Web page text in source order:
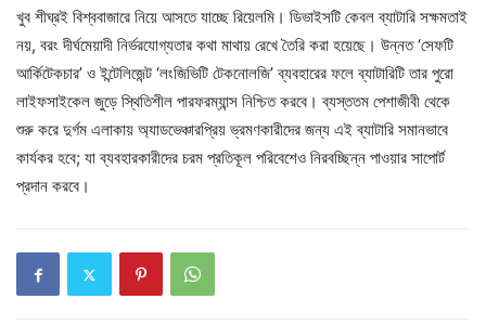
খুব শীঘ্রই বিশ্ববাজারে নিয়ে আসতে যাচ্ছে রিয়েলমি। ডিভাইসটি কেবল ব্যাটারি সক্ষমতাই
নয়, বরং দীর্ঘমেয়াদী নির্ভরযোগ্যতার কথা মাথায় রেখে তৈরি করা হয়েছে। উন্নত ‘সেফটি
আর্কিটেকচার’ ও ইন্টেলিজেন্ট ‘লংজিভিটি টেকনোলজি’ ব্যবহারের ফলে ব্যাটারিটি তার পুরো
লাইফসাইকেল জুড়ে স্থিতিশীল পারফরম্যান্স নিশ্চিত করবে। ব্যস্ততম পেশাজীবী থেকে
শুরু করে দুর্গম এলাকায় অ্যাডভেঞ্চারপ্রিয় ভ্রমণকারীদের জন্য এই ব্যাটারি সমানভাবে
কার্যকর হবে; যা ব্যবহারকারীদের চরম প্রতিকূল পরিবেশেও নিরবচ্ছিন্ন পাওয়ার সাপোর্ট
প্রদান করবে।